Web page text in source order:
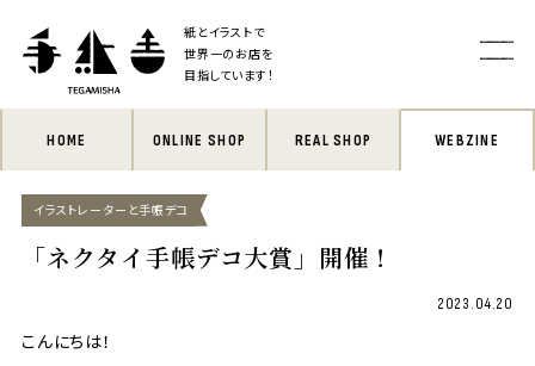
紙とイラストで
世界一のお店を
目指しています！
HOME ONLINE SHOP REAL SHOP WEBZINE
イラストレーターと手帳デコ
「ネクタイ手帳デコ大賞」開催！
2023.04.20
こんにちは！